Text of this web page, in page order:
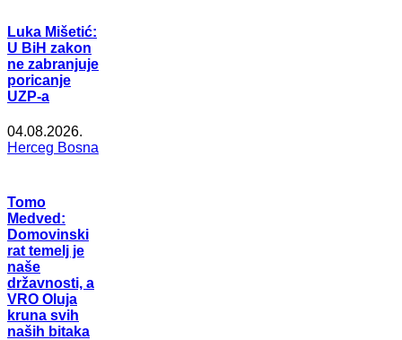
Luka Mišetić:
U BiH zakon
ne zabranjuje
poricanje
UZP-a
04.08.2026.
Herceg Bosna
Tomo
Medved:
Domovinski
rat temelj je
naše
državnosti, a
VRO Oluja
kruna svih
naših bitaka